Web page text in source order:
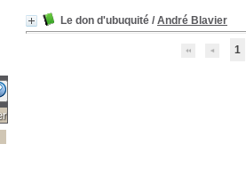
Le don d'ubuquité / André Blavier
1